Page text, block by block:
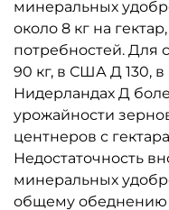
минеральных
около 8 кг на
потребностей. Для
90 кг, в США Д 130,
Нидерландах Д
урожайности
центнеров с
Недостаточность
минеральных
общему